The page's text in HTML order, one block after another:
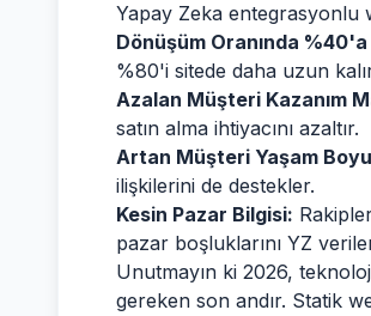
Yapay Zeka entegrasyonlu
Dönüşüm Oranında
%80'i sitede daha uzun
Azalan Müşteri Kazanım
satın alma ihtiyacını azaltır.
Artan Müşteri Yaşam
ilişkilerini de destekler.
Kesin Pazar Bilgisi:
pazar boşluklarını YZ
Unutmayın ki 2026,
gereken son andır. Statik